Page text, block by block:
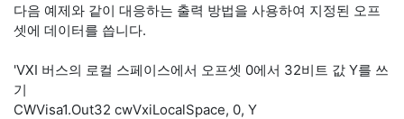
다음 예제와 같이 대응하는 출력 방법을 사용하여 지정된 오프
셋에 데이터를 씁니다.
'VXI 버스의 로컬 스페이스에서 오프셋 0에서 32비트 값 Y를 쓰
기
CWVisa1.Out32 cwVxiLocalSpace, 0, Y